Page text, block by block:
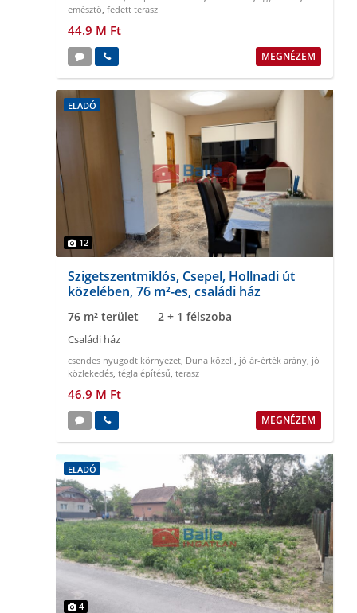
emésztő, fedett terasz
44.9 M Ft
MEGNÉZEM
ELADÓ
12
Szigetszentmiklós, Csepel, Hollnadi út
közelében, 76 m²-es, családi ház
76 m² terület 2 + 1 félszoba
Családi ház
csendes nyugodt környezet, Duna közeli, jó ár-érték arány, jó
közlekedés, tégla építésű, terasz
46.9 M Ft
MEGNÉZEM
ELADÓ
4